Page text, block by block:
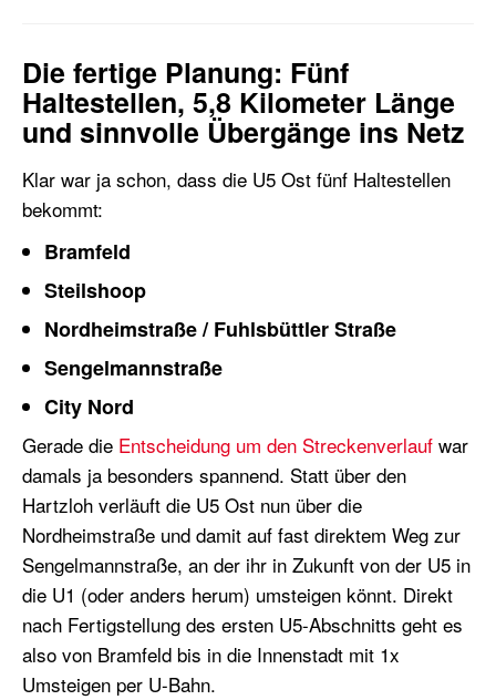
Die fertige Planung: Fünf
Haltestellen, 5,8 Kilometer Länge
und sinnvolle Übergänge ins Netz
Klar war ja schon, dass die U5 Ost fünf Haltestellen
bekommt:
Bramfeld
Steilshoop
Nordheimstraße / Fuhlsbüttler Straße
Sengelmannstraße
City Nord
Gerade die Entscheidung um den Streckenverlauf war
damals ja besonders spannend. Statt über den
Hartzloh verläuft die U5 Ost nun über die
Nordheimstraße und damit auf fast direktem Weg zur
Sengelmannstraße, an der ihr in Zukunft von der U5 in
die U1 (oder anders herum) umsteigen könnt. Direkt
nach Fertigstellung des ersten U5-Abschnitts geht es
also von Bramfeld bis in die Innenstadt mit 1x
Umsteigen per U-Bahn.